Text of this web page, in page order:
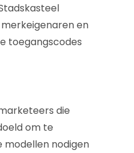
en
toegangscodes
die
om te
modellen nodigen